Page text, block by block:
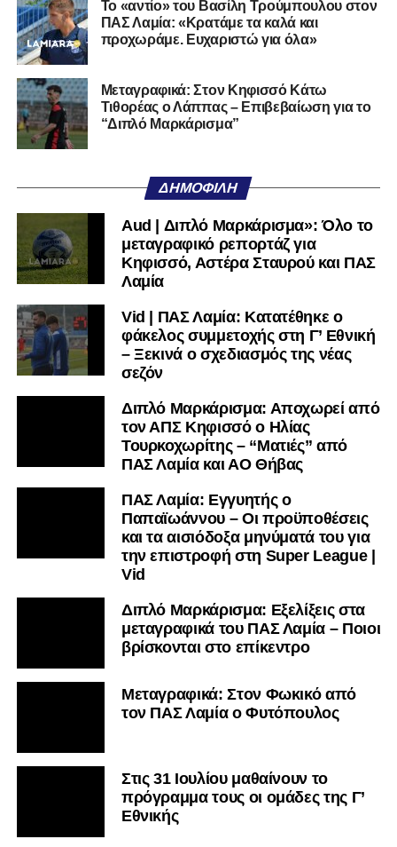
όνομα, έχει τη βάση. Αυτό που δεν έχει και πρέπει να
ξαναβρεί είναι αυτοπεποίθηση. Όχι αλαζονεία.
Αυτοπεποίθηση.
Αν η Λαμία συνεχίσει να μικραίνει τον εαυτό της, δεν θα
χρειαστεί κανείς άλλος να το κάνει.
Όταν αποφασίσει να συνειδητοποιήσει ότι είναι
πολύ μικρή.
Ακολουθήστε το lamiara.grστοGoogle Newsγια να
μαθαίνετε πρώτοι τα κυανόλευκα νέα στην Ελλάδα και τον
υπόλοιπο κόσμο. Ακολουθήστε το lamiara.gr στο
μαθαίνετε σε χρόνο dt όλα τα νέα.
Το «αντίο» του Βασίλη Τρούμπουλου στον
ΠΑΣ Λαμία: «Κρατάμε τα καλά και
προχωράμε. Ευχαριστώ για όλα»
Μεταγραφικά: Στον Κηφισσό Κάτω
Τιθορέας ο Λάππας – Επιβεβαίωση για το
“Διπλό Μαρκάρισμα”
ΔΗΜΟΦΙΛΉ
Aud | Διπλό Μαρκάρισμα»: Όλο το
μεταγραφικό ρεπορτάζ για
Κηφισσό, Αστέρα Σταυρού και ΠΑΣ
Λαμία
Vid | ΠΑΣ Λαμία: Κατατέθηκε ο
φάκελος συμμετοχής στη Γ’ Εθνική
– Ξεκινά ο σχεδιασμός της νέας
σεζόν
Διπλό Μαρκάρισμα: Αποχωρεί από
τον ΑΠΣ Κηφισσό ο Ηλίας
Τουρκοχωρίτης – “Ματιές” από
ΠΑΣ Λαμία και ΑΟ Θήβας
ΠΑΣ Λαμία: Εγγυητής ο
Παπαϊωάννου – Οι προϋποθέσεις
και τα αισιόδοξα μηνύματά του για
την επιστροφή στη Super League |
Vid
Διπλό Μαρκάρισμα: Εξελίξεις στα
μεταγραφικά του ΠΑΣ Λαμία – Ποιοι
βρίσκονται στο επίκεντρο
Μεταγραφικά: Στον Φωκικό από
τον ΠΑΣ Λαμία ο Φυτόπουλος
Στις 31 Ιουλίου μαθαίνουν το
πρόγραμμα τους οι ομάδες της Γ’
Εθνικής